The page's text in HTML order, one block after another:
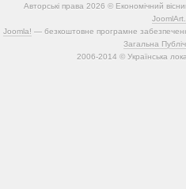
Авторські права 2026 © Економічний
Joomla! — безкоштовне програмне
Загальна
2006-2014 © Українська